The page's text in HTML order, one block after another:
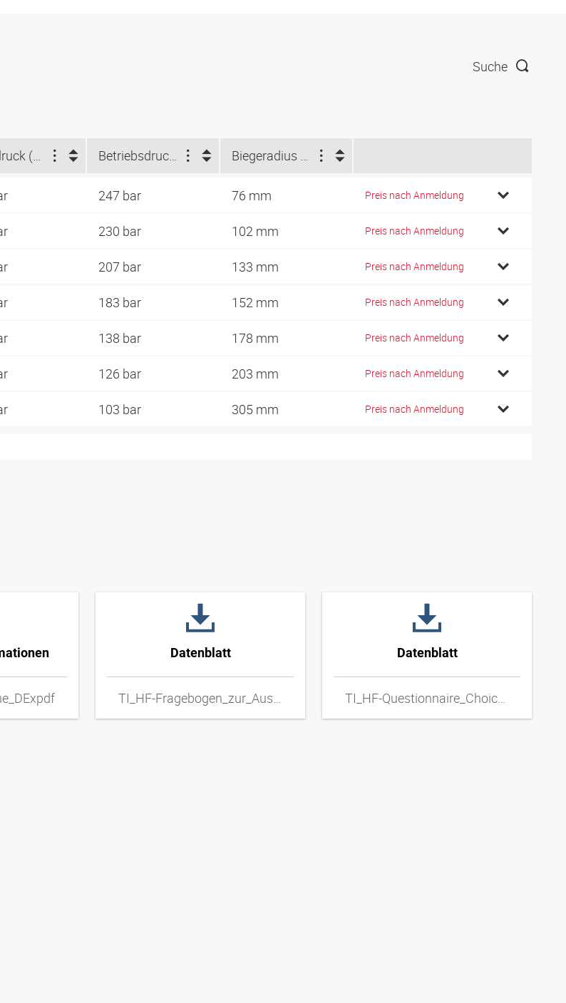
Suche
Berstdruck (bar) Betriebsdruck (bar) Biegeradius min. (mm)
247 bar 76 mm Preis nach Anmeldung
230 bar 102 mm Preis nach Anmeldung
207 bar 133 mm Preis nach Anmeldung
183 bar 152 mm Preis nach Anmeldung
138 bar 178 mm Preis nach Anmeldung
126 bar 203 mm Preis nach Anmeldung
103 bar 305 mm Preis nach Anmeldung
Datenblatt Datenblatt